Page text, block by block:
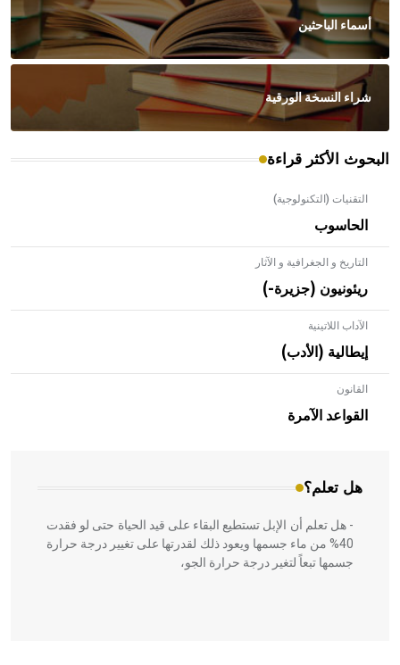
أسماء الباحثين
شراء النسخة الورقية
البحوث الأكثر قراءة
التقنيات (التكنولوجية)
الحاسوب
التاريخ و الجغرافية و الآثار
ريئونيون (جزيرة-)
الآداب اللاتينية
إيطالية (الأدب)
القانون
القواعد الآمرة
هل تعلم؟
- هل تعلم أن الأبلق نوع من الفنون الهندسية التي ارتبطت
بالعمارة الإسلامية في بلاد الشام ومصر خاصة، حيث يحرص
المعمار على بناء مداميكه وخاصة في الواجهات
- هل تعلم أن الإبل تستطيع البقاء على قيد الحياة حتى لو فقدت
40% من ماء جسمها ويعود ذلك لقدرتها على تغيير درجة حرارة
جسمها تبعاً لتغير درجة حرارة الجو،